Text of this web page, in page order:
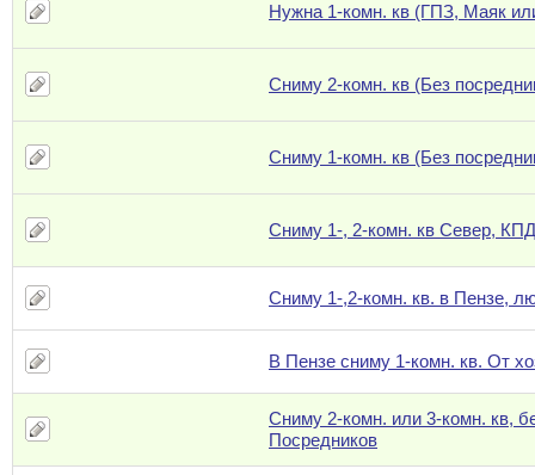
Нужна 1-комн. кв (ГПЗ, Маяк
Сниму 2-комн. кв (Без
Сниму 1-комн. кв (Без
Сниму 1-, 2-комн. кв Север, КПД
Сниму 1-,2-комн. кв. в Пензе,
В Пензе сниму 1-комн. кв. От
Сниму 2-комн. или 3-комн. кв,
Посредников